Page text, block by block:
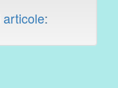
articole: